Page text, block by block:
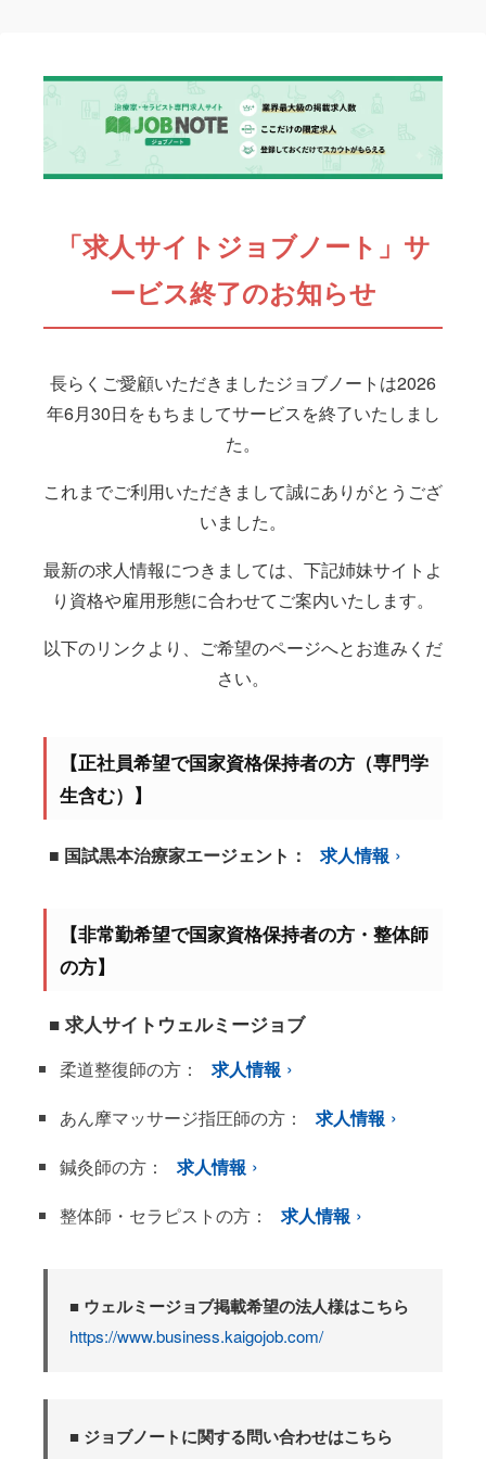
「求人サイトジョブノート」サ
ービス終了のお知らせ
長らくご愛顧いただきましたジョブノートは2026
年6月30日をもちましてサービスを終了いたしまし
た。
これまでご利用いただきまして誠にありがとうござ
いました。
最新の求人情報につきましては、下記姉妹サイトよ
り資格や雇用形態に合わせてご案内いたします。
以下のリンクより、ご希望のページへとお進みくだ
さい。
【正社員希望で国家資格保持者の方（専門学
生含む）】
■ 国試黒本治療家エージェント： 求人情報
【非常勤希望で国家資格保持者の方・整体師
の方】
■ 求人サイトウェルミージョブ
柔道整復師の方：
求人情報
あん摩マッサージ指圧師の方：
求人情報
鍼灸師の方：
求人情報
整体師・セラピストの方：
求人情報
■ ウェルミージョブ掲載希望の法人様はこちら
https://www.business.kaigojob.com/
■ ジョブノートに関する問い合わせはこちら